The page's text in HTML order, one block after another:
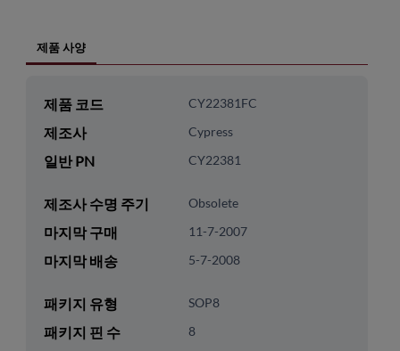
제품 사양
제품 코드 CY22381FC
제조사 Cypress
일반 PN CY22381
제조사 수명 주기 Obsolete
마지막 구매 11-7-2007
마지막 배송 5-7-2008
패키지 유형 SOP8
패키지 핀 수 8